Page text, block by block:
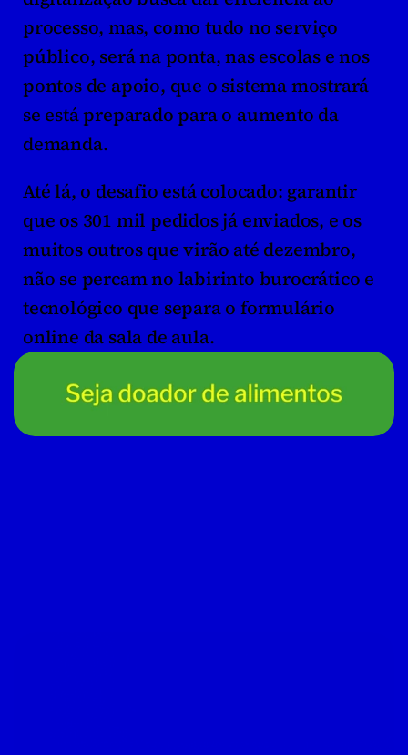
processo, mas, como tudo no serviço
público, será na ponta, nas escolas e nos
pontos de apoio, que o sistema mostrará
se está preparado para o aumento da
demanda.
Até lá, o desafio está colocado: garantir
que os 301 mil pedidos já enviados, e os
muitos outros que virão até dezembro,
não se percam no labirinto burocrático e
tecnológico que separa o formulário
online da sala de aula.